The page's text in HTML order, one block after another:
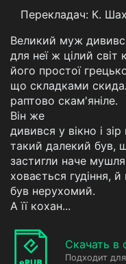
Перекладач: К.
Великий муж
для неї ж цілий світ
його простої
що складками
раптово скам'яніле.
Він же
дивився у вікно і
такий далекий був,
застигли наче
ховається гудіння,
був нерухомий.
А її кохан...
Скачать в
Подходит